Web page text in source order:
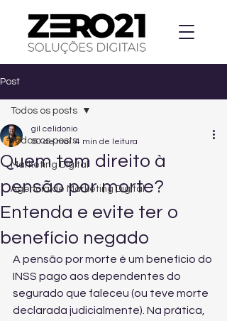
Post
Todos os posts
Marketing Digital
Agencia de Marketing Digital
Todos os posts
Quem tem direito à
pensão por morte?
Entenda e evite ter o
benefício negado
gil celidonio
30 de mai. 4 min de leitura
A pensão por morte é um benefício do
INSS pago aos dependentes do
segurado que faleceu (ou teve morte
declarada judicialmente). Na prática,